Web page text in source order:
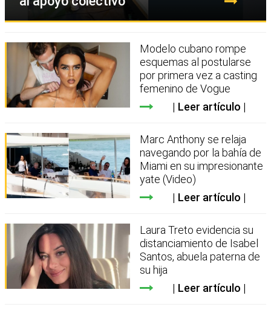
Modelo cubano rompe
esquemas al postularse
por primera vez a casting
femenino de Vogue
Leer artículo
Marc Anthony se relaja
navegando por la bahía de
Miami en su impresionante
yate (Video)
Leer artículo
Laura Treto evidencia su
distanciamiento de Isabel
Santos, abuela paterna de
su hija
Leer artículo